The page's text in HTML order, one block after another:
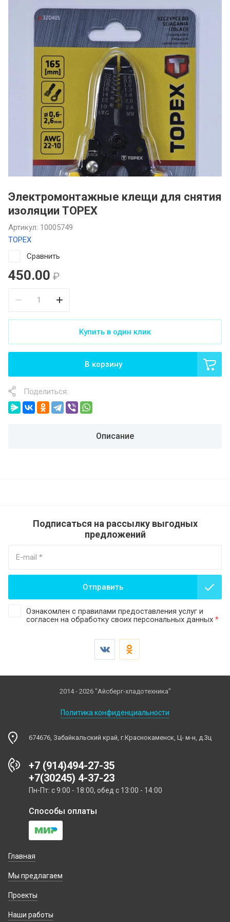
Ремонт автомобильных
кондиционеров
Ремонт авторефрижераторов
Запчасти для холодильного и
климатического оборудования
Электромонтажные клещи для снятия
изоляции TOPEX
Артикул: 10005749
TOPEX
Сравнить
450.00 ₽
В корзину
Купить в один клик
Поделиться:
Описание
Подписаться на рассылку выгодных
предложений
Ознакомлен с правилами предоставления услуг и
согласен на обработку своих персональных данных *
Отправить
2014 - 2026 "Айсберг-хладотехника"
Политика конфиденциальности
674676, Забайкальский край, г.Краснокаменск, Ц- м-н, д.3ц
+7 (914)494-27-35
+7(30245) 4-37-23
Пн-Пт: с 9:00 - 18:00, обед с 13:00 - 14:00
Способы оплаты
Главная
Мы предлагаем
Проекты
Наши работы